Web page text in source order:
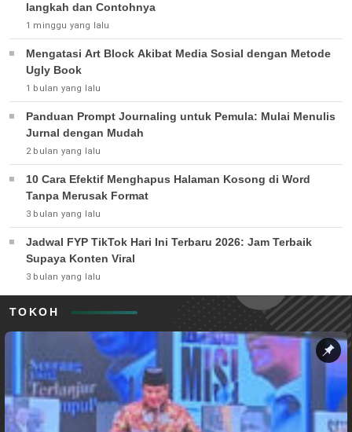
langkah dan Contohnya
1 minggu yang lalu
Mengatasi Art Block Akibat Media Sosial dengan Metode
Ugly Book
1 bulan yang lalu
Panduan Prompt Journaling untuk Pemula: Mulai Menulis
Jurnal dengan Mudah
2 bulan yang lalu
10 Cara Efektif Menghapus Halaman Kosong di Word
Tanpa Merusak Format
3 bulan yang lalu
Jadwal FYP TikTok Hari Ini Terbaru 2026: Jam Terbaik
Supaya Konten Viral
3 bulan yang lalu
TOKOH